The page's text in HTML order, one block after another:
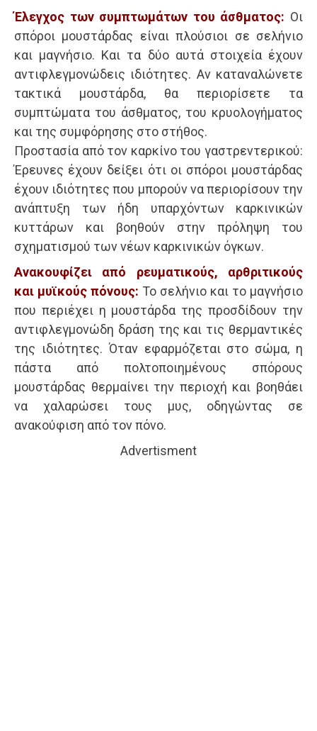
Έλεγχος των συμπτωμάτων του άσθματος: Οι
σπόροι μουστάρδας είναι πλούσιοι σε σελήνιο
και μαγνήσιο. Και τα δύο αυτά στοιχεία έχουν
αντιφλεγμονώδεις ιδιότητες. Αν καταναλώνετε
τακτικά μουστάρδα, θα περιορίσετε τα
συμπτώματα του άσθματος, του κρυολογήματος
και της συμφόρησης στο στήθος.
Προστασία από τον καρκίνο του γαστρεντερικού:
Έρευνες έχουν δείξει ότι οι σπόροι μουστάρδας
έχουν ιδιότητες που μπορούν να περιορίσουν την
ανάπτυξη των ήδη υπαρχόντων καρκινικών
κυττάρων και βοηθούν στην πρόληψη του
σχηματισμού των νέων καρκινικών όγκων.
Ανακουφίζει από ρευματικούς, αρθριτικούς
και μυϊκούς πόνους: Το σελήνιο και το μαγνήσιο
που περιέχει η μουστάρδα της προσδίδουν την
αντιφλεγμονώδη δράση της και τις θερμαντικές
της ιδιότητες. Όταν εφαρμόζεται στο σώμα, η
πάστα από πολτοποιημένους σπόρους
μουστάρδας θερμαίνει την περιοχή και βοηθάει
να χαλαρώσει τους μυς, οδηγώντας σε
ανακούφιση από τον πόνο.
Advertisment